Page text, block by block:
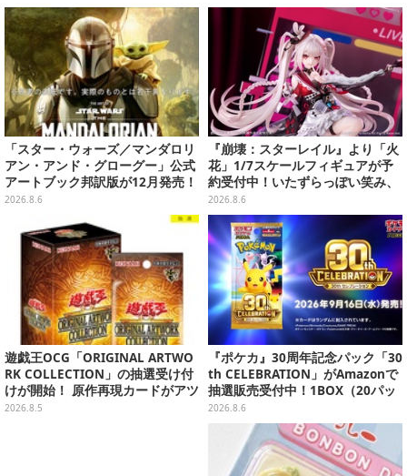
「スター・ウォーズ／マンダロリ
アン・アンド・グローグー」公式
アートブック邦訳版が12月発売！
映画のコンセプトアートやスケッ
2026.8.6
『崩壊：スターレイル』より「火
花」1/7スケールフィギュアが予
約受付中！いたずらっぽい笑み、
シルクハット型のステージが華や
かさを演出
2026.8.6
遊戯王OCG「ORIGINAL ARTWO
RK COLLECTION」の抽選受け付
けが開始！ 原作再現カードがアツ
いスペシャルパック
2026.8.5
『ポケカ』30周年記念パック「30
th CELEBRATION」がAmazonで
抽選販売受付中！1BOX（20パッ
ク入り）
2026.8.6